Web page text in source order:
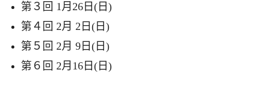
第３回 1月26日(日)
第４回 2月 2日(日)
第５回 2月 9日(日)
第６回 2月16日(日)